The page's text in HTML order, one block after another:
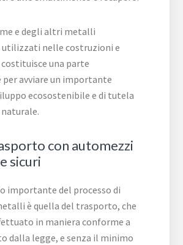
e degli altri metalli
nelle costruzioni e
una parte
per avviare un importante
ecosostenibile e di tutela
con automezzi
sicuri
importante del processo di
è quella del trasporto, che
in maniera conforme a
dalla legge, e senza il minimo